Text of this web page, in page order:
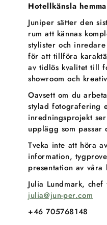
Hotellkänsla
Juniper sätter den
rum att kännas
stylister och
för att tillföra
av tidlös kvalitet till
showroom och
Oavsett om du
stylad fotografering
inredningsprojekt
upplägg som passar
Tveka inte att höra
information,
presentation av våra
Julia Lundmark,
julia@jun-per.com
+46 705768148